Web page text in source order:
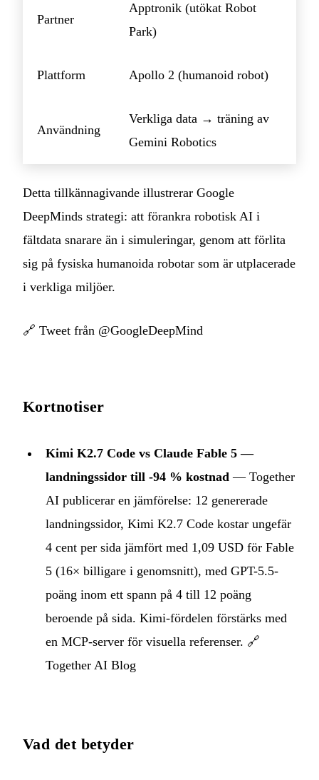
Partner
Apptronik (utökat Robot
Park)
Plattform Apollo 2 (humanoid robot)
Användning
Verkliga data → träning av
Gemini Robotics
Detta tillkännagivande illustrerar Google
DeepMinds strategi: att förankra robotisk AI i
fältdata snarare än i simuleringar, genom att förlita
sig på fysiska humanoida robotar som är utplacerade
i verkliga miljöer.
🔗 Tweet från @GoogleDeepMind
Kortnotiser
Kimi K2.7 Code vs Claude Fable 5 —
landningssidor till -94 % kostnad — Together
AI publicerar en jämförelse: 12 genererade
landningssidor, Kimi K2.7 Code kostar ungefär
4 cent per sida jämfört med 1,09 USD för Fable
5 (16× billigare i genomsnitt), med GPT-5.5-
poäng inom ett spann på 4 till 12 poäng
beroende på sida. Kimi-fördelen förstärks med
en MCP-server för visuella referenser. 🔗
Together AI Blog
Vad det betyder